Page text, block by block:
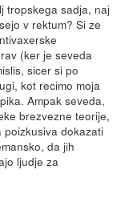
tropskega sadja, naj
v rektum? Si ze
(ker je seveda
sicer si po
kot recimo moja
Ampak seveda,
brezvezne teorije,
dokazati
da jih
ljudje za